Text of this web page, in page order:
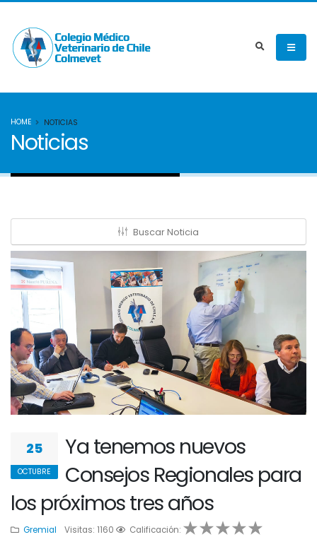
HOME NOTICIAS
Noticias
Buscar Noticia
25
OCTUBRE
Ya tenemos nuevos
Consejos Regionales para
los próximos tres años
Gremial Visitas: 1160 Calificación:
1 2 3 4 5